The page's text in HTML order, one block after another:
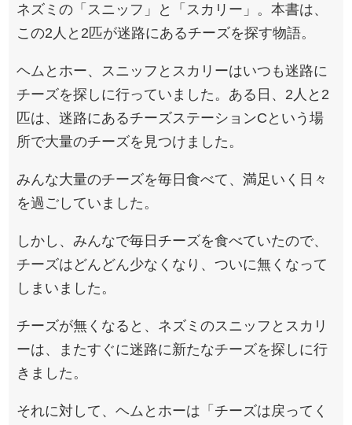
ネズミの「スニッフ」と「スカリー」。本書は、
この2人と2匹が迷路にあるチーズを探す物語。
ヘムとホー、スニッフとスカリーはいつも迷路に
チーズを探しに行っていました。ある日、2人と2
匹は、迷路にあるチーズステーションCという場
所で大量のチーズを見つけました。
みんな大量のチーズを毎日食べて、満足いく日々
を過ごしていました。
しかし、みんなで毎日チーズを食べていたので、
チーズはどんどん少なくなり、ついに無くなって
しまいました。
チーズが無くなると、ネズミのスニッフとスカリ
ーは、またすぐに迷路に新たなチーズを探しに行
きました。
それに対して、ヘムとホーは「チーズは戻ってく